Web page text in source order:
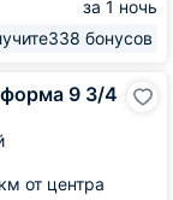
за 1 ночь
338 бонусов
9 3/4
от центра